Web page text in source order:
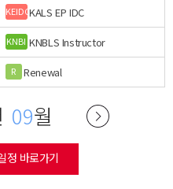
KEIDCKALS EP IDC
KNBI KNBLS Instructor
R Renewal
09월
정 바로가기